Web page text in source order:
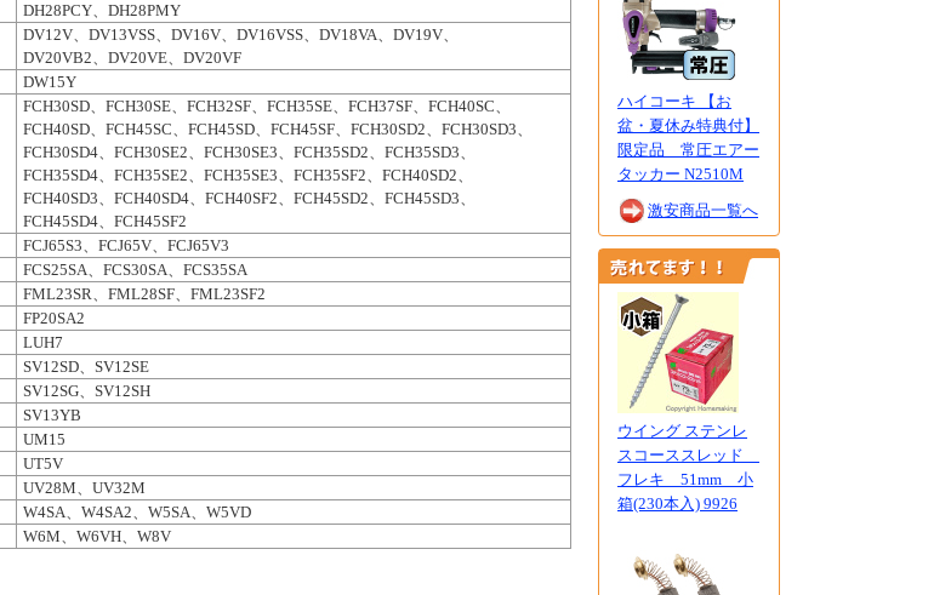
DH28PCY、DH28PMY
DV12V、DV13VSS、DV16V、DV16VSS、DV18VA、DV19V、
DV20VB2、DV20VE、DV20VF
DW15Y
FCH30SD、FCH30SE、FCH32SF、FCH35SE、FCH37SF、FCH40SC、
FCH40SD、FCH45SC、FCH45SD、FCH45SF、FCH30SD2、FCH30SD3、
FCH30SD4、FCH30SE2、FCH30SE3、FCH35SD2、FCH35SD3、
FCH35SD4、FCH35SE2、FCH35SE3、FCH35SF2、FCH40SD2、
FCH40SD3、FCH40SD4、FCH40SF2、FCH45SD2、FCH45SD3、
FCH45SD4、FCH45SF2
FCJ65S3、FCJ65V、FCJ65V3
FCS25SA、FCS30SA、FCS35SA
FML23SR、FML28SF、FML23SF2
FP20SA2
LUH7
SV12SD、SV12SE
SV12SG、SV12SH
SV13YB
UM15
UT5V
UV28M、UV32M
W4SA、W4SA2、W5SA、W5VD
W6M、W6VH、W8V
ハイコーキ 【お
盆・夏休み特典付】
限定品 常圧エアー
タッカー N2510M
激安商品一覧へ
ウイング ステンレ
スコーススレッド
フレキ 51mm 小
箱(230本入) 9926